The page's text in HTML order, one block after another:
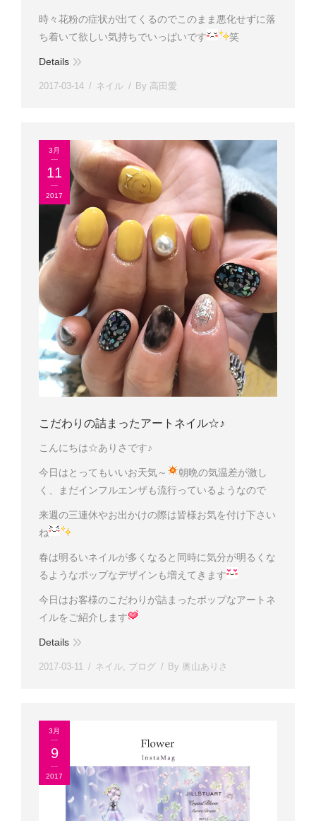
時々花粉の症状が出てくるのでこのまま悪化せずに落
ち着いて欲しい気持ちでいっぱいです
笑
Details
2017-03-14 ネイル By 高田愛
3月
11
2017
こだわりの詰まったアートネイル☆♪
こんにちは☆ありさです♪
今日はとってもいいお天気～
朝晩の気温差が激し
く、まだインフルエンザも流行っているようなので
来週の三連休やお出かけの際は皆様お気を付け下さい
ね
春は明るいネイルが多くなると同時に気分が明るくな
るようなポップなデザインも増えてきます
今日はお客様のこだわりが詰まったポップなアートネ
イルをご紹介します
Details
2017-03-11 ネイル ブログ By 奥山ありさ
3月
9
2017